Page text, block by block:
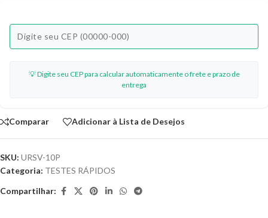
💡 Digite seu CEP para calcular automaticamente o frete e prazo de
entrega
Comparar Adicionar à Lista de Desejos
SKU: URSV-10P
Categoria: TESTES RÁPIDOS
Compartilhar: